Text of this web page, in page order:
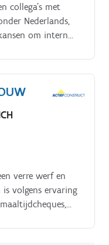
collega’s met
Nederlands,
om intern
verre werf en
volgens ervaring